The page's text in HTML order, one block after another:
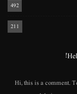
492
211
Hi, this is a comment.